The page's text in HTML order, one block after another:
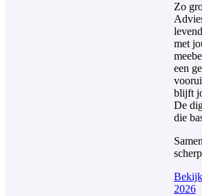
Zo
met
een
blijft
De
die
2026